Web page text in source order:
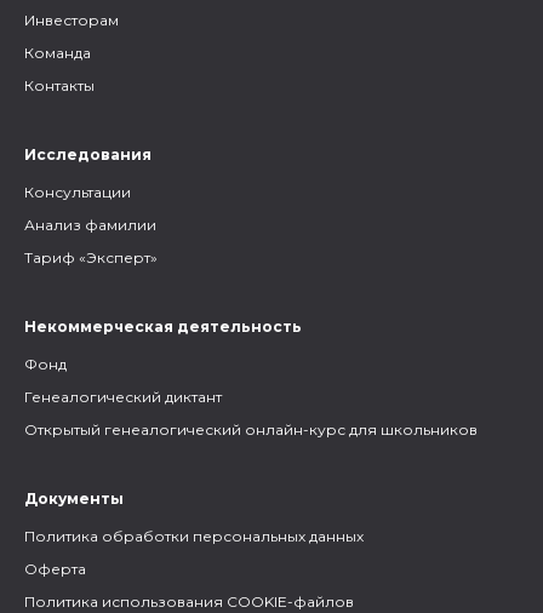
Инвесторам
Команда
Контакты
Исследования
Консультации
Анализ фамилии
Тариф «Эксперт»
Некоммерческая деятельность
Фонд
Генеалогический диктант
Открытый генеалогический онлайн-курс для школьников
Документы
Политика обработки персональных данных
Оферта
Политика использования COOKIE-файлов